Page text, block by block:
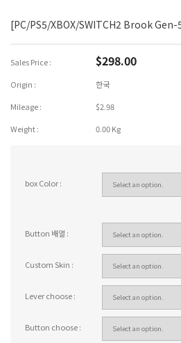
[PC/PS5/XBOX/SWITCH2 Brook
Sales Price : $298.00
Origin :
한국
Mileage :
$2.98
Weight :
0.00 Kg
box Color :
Button 배열 :
Custom Skin :
Lever choose :
Button choose :